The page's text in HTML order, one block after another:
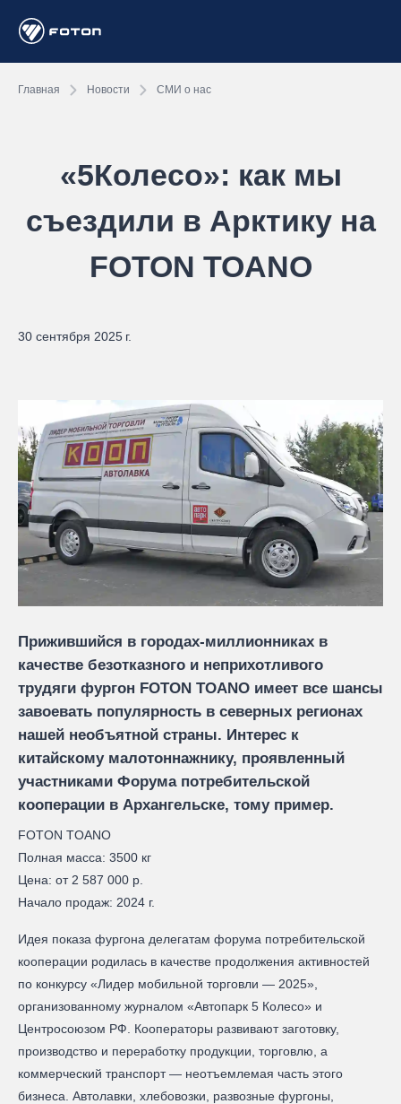
Главная Новости СМИ о нас
«5Колесо»: как мы
съездили в Арктику на
FOTON TOANO
30 сентября 2025 г.
Прижившийся в городах-миллионниках в
качестве безотказного и неприхотливого
трудяги фургон FOTON TOANO имеет все шансы
завоевать популярность в северных регионах
нашей необъятной страны. Интерес к
китайскому малотоннажнику, проявленный
участниками Форума потребительской
кооперации в Архангельске, тому пример.
FOTON TOANO
Полная масса: 3500 кг
Цена: от 2 587 000 р.
Начало продаж: 2024 г.
Идея показа фургона делегатам форума потребительской
кооперации родилась в качестве продолжения активностей
по конкурсу «Лидер мобильной торговли — 2025»,
организованному журналом «Автопарк 5 Колесо» и
Центросоюзом РФ. Кооператоры развивают заготовку,
производство и переработку продукции, торговлю, а
коммерческий транспорт — неотъемлемая часть этого
бизнеса. Автолавки, хлебовозки, развозные фургоны,